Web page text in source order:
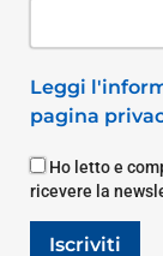
Leggi
pagina
Ho letto e
ricevere la
Iscriviti